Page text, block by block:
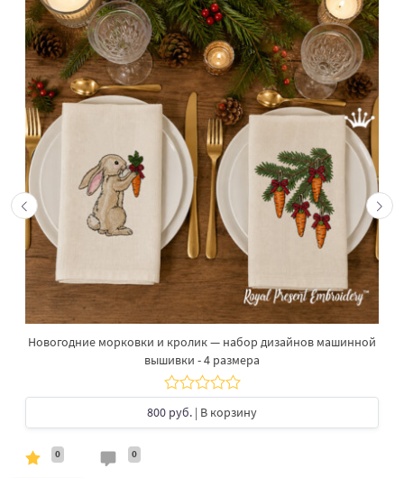
Новогодние морковки и кролик — набор дизайнов машинной
вышивки - 4 размера
800 руб. | В корзину
0 0